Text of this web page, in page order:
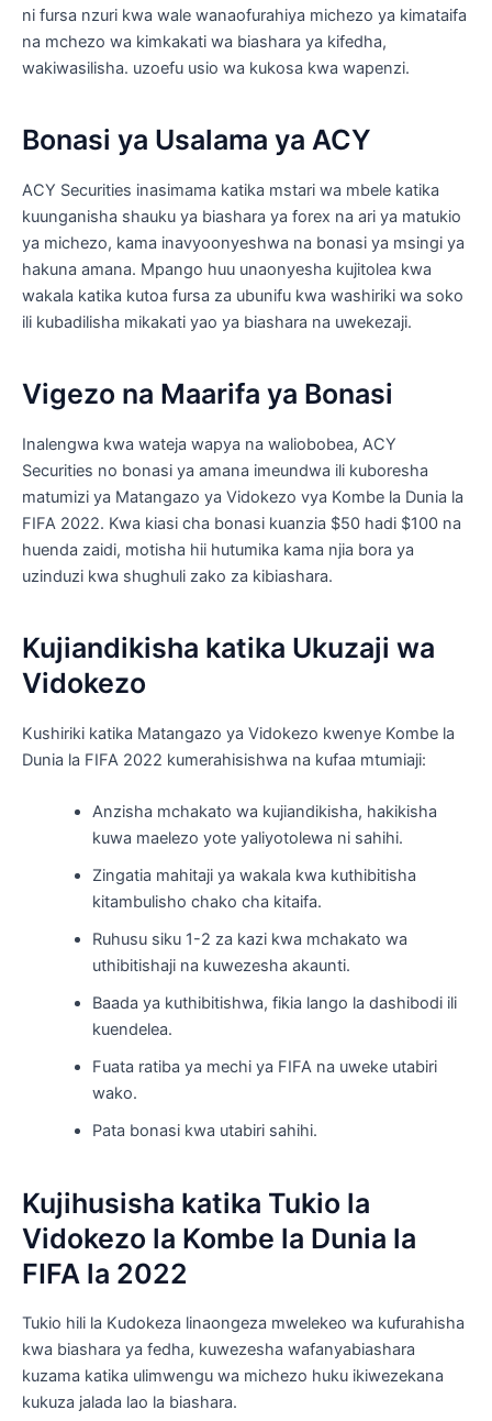
ni fursa nzuri kwa wale wanaofurahiya michezo ya kimataifa
na mchezo wa kimkakati wa biashara ya kifedha,
wakiwasilisha. uzoefu usio wa kukosa kwa wapenzi.
Bonasi ya Usalama ya ACY
ACY Securities inasimama katika mstari wa mbele katika
kuunganisha shauku ya biashara ya forex na ari ya matukio
ya michezo, kama inavyoonyeshwa na bonasi ya msingi ya
hakuna amana. Mpango huu unaonyesha kujitolea kwa
wakala katika kutoa fursa za ubunifu kwa washiriki wa soko
ili kubadilisha mikakati yao ya biashara na uwekezaji.
Vigezo na Maarifa ya Bonasi
Inalengwa kwa wateja wapya na waliobobea, ACY
Securities no bonasi ya amana imeundwa ili kuboresha
matumizi ya Matangazo ya Vidokezo vya Kombe la Dunia la
FIFA 2022. Kwa kiasi cha bonasi kuanzia $50 hadi $100 na
huenda zaidi, motisha hii hutumika kama njia bora ya
uzinduzi kwa shughuli zako za kibiashara.
Kujiandikisha katika Ukuzaji wa
Vidokezo
Kushiriki katika Matangazo ya Vidokezo kwenye Kombe la
Dunia la FIFA 2022 kumerahisishwa na kufaa mtumiaji:
Anzisha mchakato wa kujiandikisha, hakikisha
kuwa maelezo yote yaliyotolewa ni sahihi.
Zingatia mahitaji ya wakala kwa kuthibitisha
kitambulisho chako cha kitaifa.
Ruhusu siku 1-2 za kazi kwa mchakato wa
uthibitishaji na kuwezesha akaunti.
Baada ya kuthibitishwa, fikia lango la dashibodi ili
kuendelea.
Fuata ratiba ya mechi ya FIFA na uweke utabiri
wako.
Pata bonasi kwa utabiri sahihi.
Kujihusisha katika Tukio la
Vidokezo la Kombe la Dunia la
FIFA la 2022
Tukio hili la Kudokeza linaongeza mwelekeo wa kufurahisha
kwa biashara ya fedha, kuwezesha wafanyabiashara
kuzama katika ulimwengu wa michezo huku ikiwezekana
kukuza jalada lao la biashara.